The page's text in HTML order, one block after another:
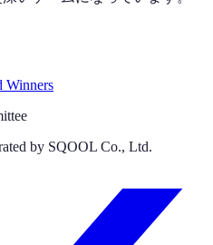
Winners
by SQOOL Co., Ltd.